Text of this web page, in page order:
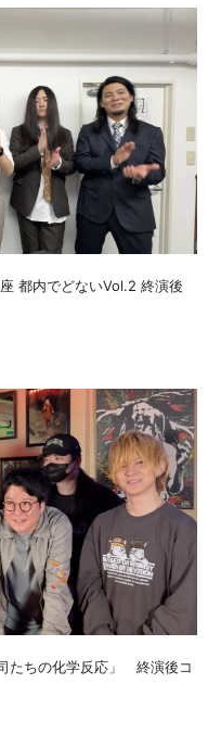
都内でどないVol.2 終演後
たちの化学反応」 終演後コ